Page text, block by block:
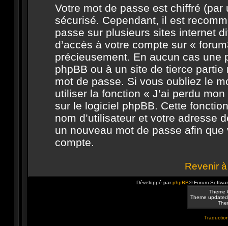
Votre mot de passe est chiffré (par
sécurisé. Cependant, il est
passe sur plusieurs sites internet
d’accès à votre compte sur «
précieusement. En aucun cas une
phpBB ou à un site de tierce
mot de passe. Si vous oubliez le
utiliser la fonction « J’ai perdu
sur le logiciel phpBB. Cette
nom d’utilisateur et votre adresse
un nouveau mot de passe afin
compte.
Revenir
Développé parphpBB® Forum
Theme
Theme